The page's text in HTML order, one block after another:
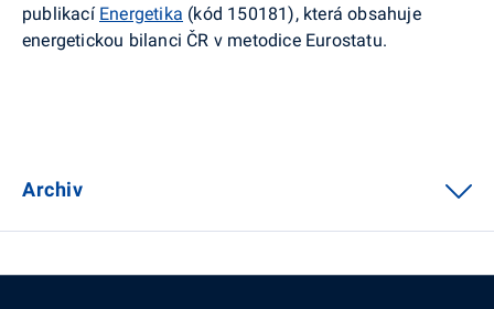
publikací Energetika (kód 150181), která obsahuje
energetickou bilanci ČR v metodice Eurostatu.
Archiv